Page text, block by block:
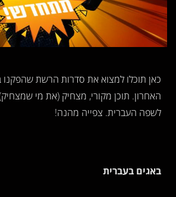
כאן תוכלו למצוא את סדרות הרשת
האחרון. תוכן מקורי, מצחיק (את מי
לשפה העברית. צפייה מהנה!
באגים בעברית